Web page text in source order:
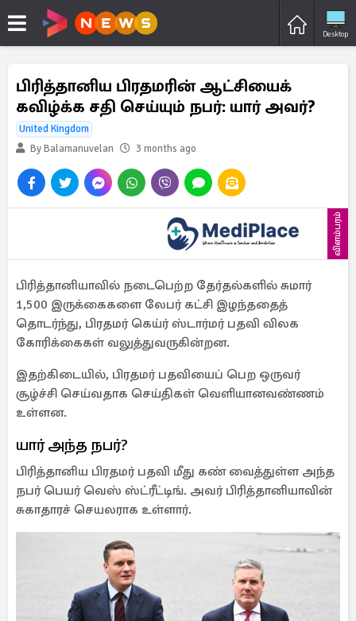
Desktop
பிரித்தானிய பிரதமரின் ஆட்சியைக்
கவிழ்க்க சதி செய்யும் நபர்: யார் அவர்?
United Kingdom
By Balamanuvelan
3 months ago
விளம்பரம்
பிரித்தானியாவில் நடைபெற்ற தேர்தல்களில் சுமார்
1,500 இருக்கைகளை லேபர் கட்சி இழந்ததைத்
தொடர்ந்து, பிரதமர் கெய்ர் ஸ்டார்மர் பதவி விலக
கோரிக்கைகள் வலுத்துவருகின்றன.
இதற்கிடையில், பிரதமர் பதவியைப் பெற ஒருவர்
சூழ்ச்சி செய்வதாக செய்திகள் வெளியானவண்ணம்
உள்ளன.
யார் அந்த நபர்?
பிரித்தானிய பிரதமர் பதவி மீது கண் வைத்துள்ள அந்த
நபர் பெயர் வெஸ் ஸ்ட்ரீட்டிங். அவர் பிரித்தானியாவின்
சுகாதாரச் செயலராக உள்ளார்.